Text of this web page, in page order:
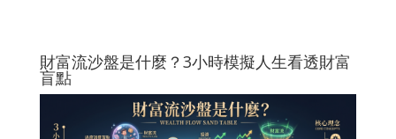
財富流沙盤是什麼？3小時模擬人生看透財富
盲點